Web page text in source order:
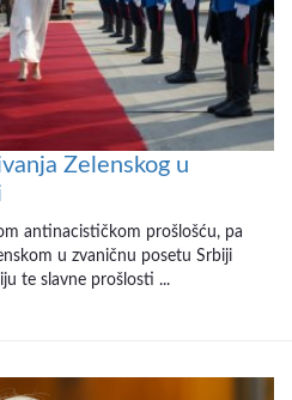
Zelenskog u
antinacističkom prošlošću, pa
u zvaničnu posetu Srbiji
te slavne prošlosti ...